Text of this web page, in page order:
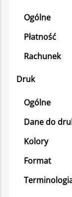
Ogólne
Płatność
Rachunek
Druk
Ogólne
Dane do
Kolory
Format